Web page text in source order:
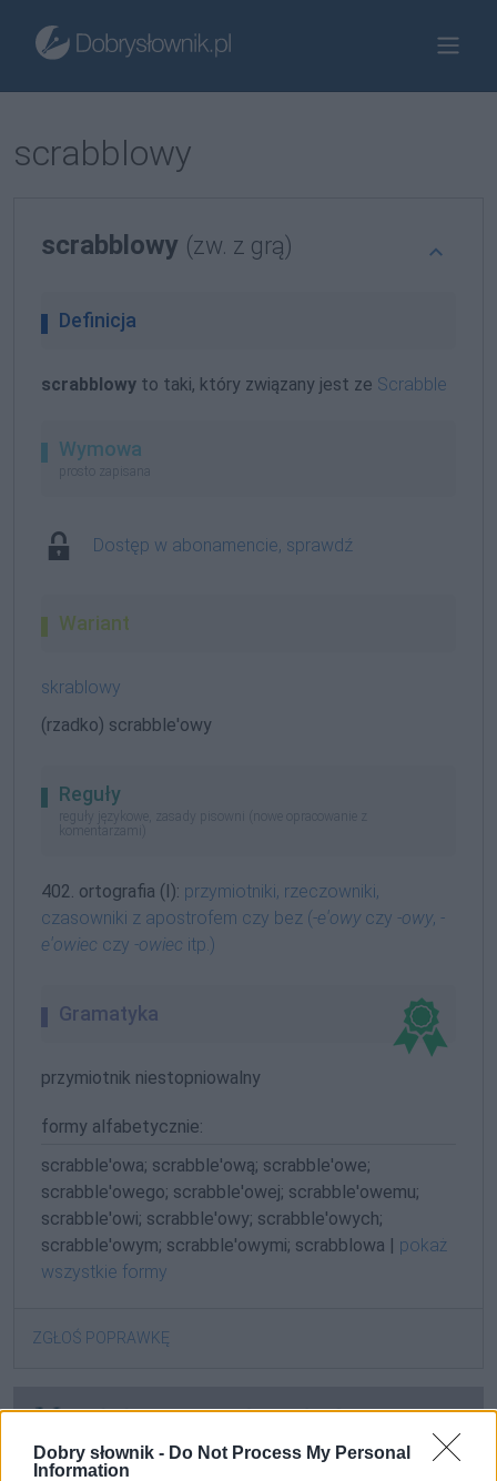
Dobry słownik - Do Not Process My Personal
Information
scrabblowy
scrabblowy (zw. z grą)
Definicja
scrabblowy to taki, który związany jest ze Scrabble
Wymowa
prosto zapisana
Dostęp w abonamencie, sprawdź
Wariant
skrablowy
(rzadko) scrabble'owy
Reguły
reguły językowe, zasady pisowni (nowe opracowanie z
komentarzami)
402. ortografia (I): przymiotniki, rzeczowniki,
czasowniki z apostrofem czy bez (-e'owyczy -owy, -
e'owiec czy -owiec itp.)
Gramatyka
przymiotnik niestopniowalny
formy alfabetycznie:
scrabble'owa; scrabble'ową; scrabble'owe;
scrabble'owego; scrabble'owej; scrabble'owemu;
scrabble'owi; scrabble'owy; scrabble'owych;
scrabble'owym; scrabble'owymi; scrabblowa | pokaż
wszystkie formy
ZGŁOŚ POPRAWKĘ